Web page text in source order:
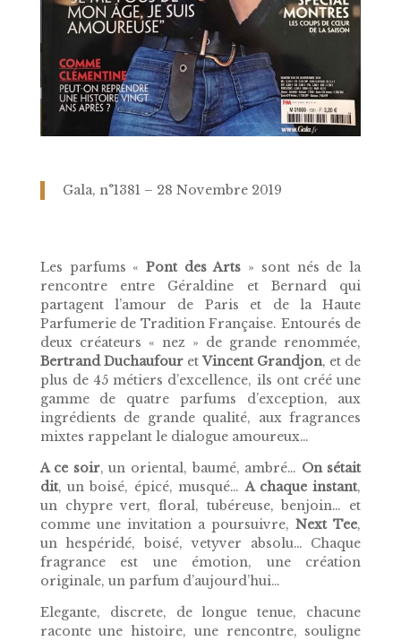
Gala, n°1381 – 28 Novembre 2019
Les parfums «Pont des Arts » sont nés de la
rencontre entre Géraldine et Bernard qui
partagent l’amour de Paris et de la Haute
Parfumerie de Tradition Française. Entourés de
deux créateurs « nez » de grande renommée,
Bertrand DuchaufouretVincent Grandjon, et de
plus de 45 métiers d’excellence, ils ont créé une
gamme de quatre parfums d’exception, aux
ingrédients de grande qualité, aux fragrances
mixtes rappelant le dialogue amoureux…
A ce soir, un oriental, baumé, ambré… On sétait
dit, un boisé, épicé, musqué…A chaque instant,
un chypre vert, floral, tubéreuse, benjoin… et
comme une invitation a poursuivre,Next Tee,
un hespéridé, boisé, vetyver absolu… Chaque
fragrance est une émotion, une création
originale, un parfum d’aujourd’hui…
Elegante, discrete, de longue tenue, chacune
raconte une histoire, une rencontre, souligne